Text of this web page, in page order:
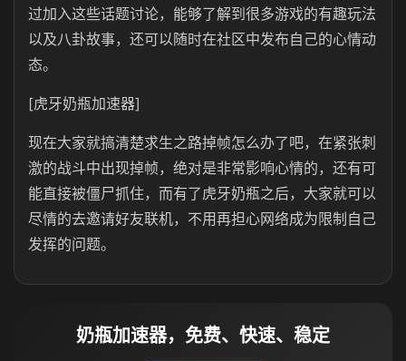
过加入这些话题讨论，能够了解到很多游戏的有趣玩法
以及八卦故事，还可以随时在社区中发布自己的心情动
态。
[虎牙奶瓶加速器]
现在大家就搞清楚求生之路掉帧怎么办了吧，在紧张刺
激的战斗中出现掉帧，绝对是非常影响心情的，还有可
能直接被僵尸抓住，而有了虎牙奶瓶之后，大家就可以
尽情的去邀请好友联机，不用再担心网络成为限制自己
发挥的问题。
奶瓶加速器，免费、快速、稳定